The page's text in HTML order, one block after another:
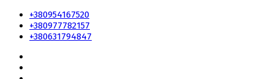
+380954167520
+380977782157
+380631794847